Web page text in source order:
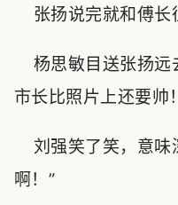
张扬说完就和傅长
杨思敏目送张扬远
市长比照片上还要帅
刘强笑了笑，意味
啊！”